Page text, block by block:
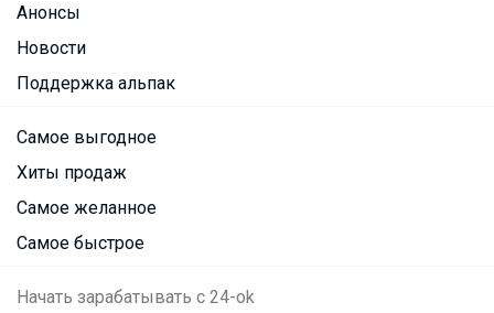
Анонсы
Новости
Поддержка альпак
Самое выгодное
Хиты продаж
Самое желанное
Самое быстрое
Начать зарабатывать с 24-ok